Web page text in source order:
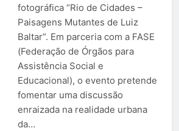
fotográfica “Rio de Cidades –
Paisagens Mutantes de Luiz
Baltar”. Em parceria com a FASE
(Federação de Órgãos para
Assistência Social e
Educacional), o evento pretende
fomentar uma discussão
enraizada na realidade urbana
da…